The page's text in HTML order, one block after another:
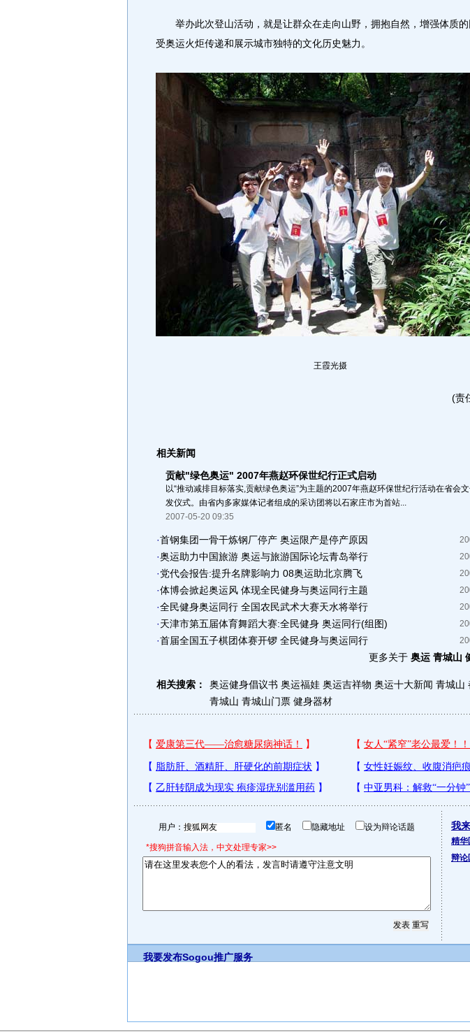
举办此次登山活动，就是让群众在走向山野，拥抱自然，增强体质的
受奥运火炬传递和展示城市独特的文化历史魅力。
王霞光摄
(责
相关新闻
贡献"绿色奥运" 2007年燕赵环保世纪行正式启动
以“推动减排目标落实,贡献绿色奥运”为主题的2007年燕赵环保世纪行活动在省会
发仪式。由省内多家媒体记者组成的采访团将以石家庄市为首站...
2007-05-20 09:35
·首钢集团一骨干炼钢厂停产 奥运限产是停产原因
·奥运助力中国旅游 奥运与旅游国际论坛青岛举行
·党代会报告:提升名牌影响力 08奥运助北京腾飞
·体博会掀起奥运风 体现全民健身与奥运同行主题
·全民健身奥运同行 全国农民武术大赛天水将举行
·天津市第五届体育舞蹈大赛:全民健身 奥运同行(组图)
·首届全国五子棋团体赛开锣 全民健身与奥运同行
更多关于 奥运 青城山
相关搜索： 奥运健身倡议书 奥运福娃 奥运吉祥物 奥运十大新闻 青城山
青城山 青城山门票 健身器材
用户： 匿名 隐藏地址 设为辩论话题
*搜狗拼音输入法，中文处理专家>>
我
精华
辩论
我要发布Sogou推广服务